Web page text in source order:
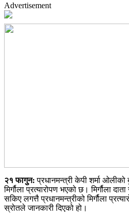
Advertisement
२१ फागुन: प्रधानमन्त्री केपी शर्मा
मिर्गौला प्रत्यारोपण भएको छ। मिर्गौला
सकिए लगत्तै प्रधानमन्त्रीको मिर्गौला
स्रोतले जानकारी दिएको हो।